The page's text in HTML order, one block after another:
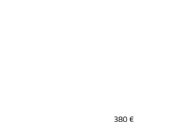
380 €